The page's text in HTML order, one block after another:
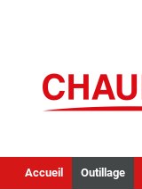
Accueil Outillage